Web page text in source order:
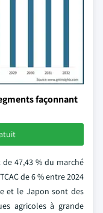
façonnant
47,43 % du marché
de 6 % entre 2024
et le Japon sont des
agricoles à grande